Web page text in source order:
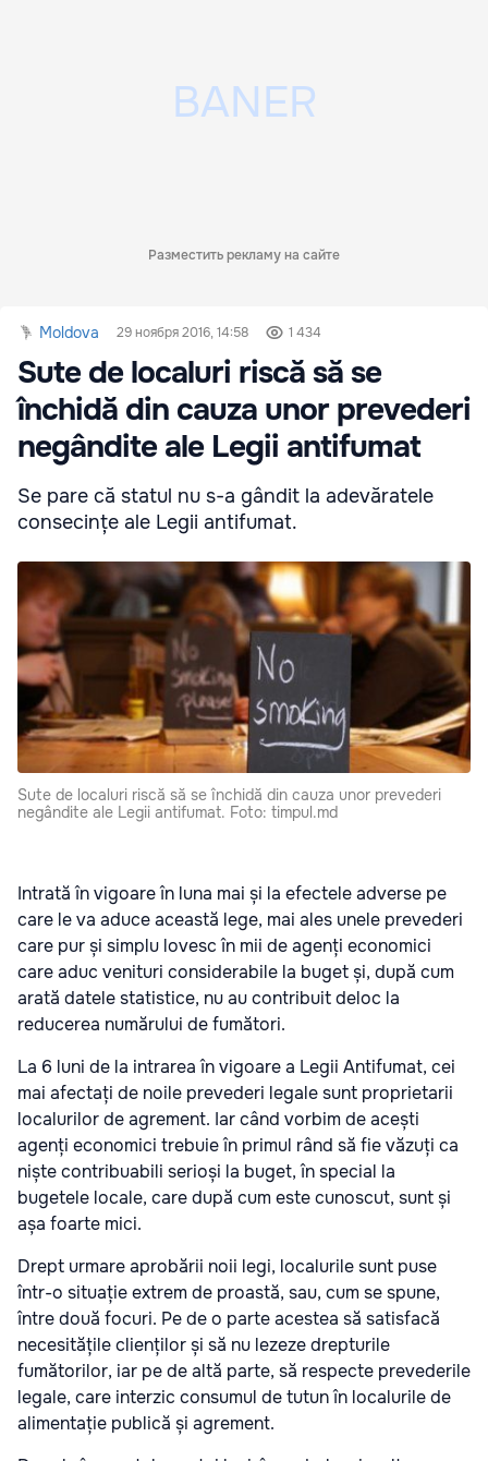
Разместить рекламу на сайте
Moldova 29 ноября 2016, 14:58 1 434
Sute de localuri riscă să se
închidă din cauza unor prevederi
negândite ale Legii antifumat
Se pare că statul nu s-a gândit la adevăratele
consecințe ale Legii antifumat.
Sute de localuri riscă să se închidă din cauza unor prevederi
negândite ale Legii antifumat. Foto: timpul.md
Intrată în vigoare în luna mai și la efectele adverse pe
care le va aduce această lege, mai ales unele prevederi
care pur și simplu lovesc în mii de agenți economici
care aduc venituri considerabile la buget și, după cum
arată datele statistice, nu au contribuit deloc la
reducerea numărului de fumători.
La 6 luni de la intrarea în vigoare a Legii Antifumat, cei
mai afectați de noile prevederi legale sunt proprietarii
localurilor de agrement. Iar când vorbim de acești
agenți economici trebuie în primul rând să fie văzuți ca
niște contribuabili serioși la buget, în special la
bugetele locale, care după cum este cunoscut, sunt și
așa foarte mici.
Drept urmare aprobării noii legi, localurile sunt puse
într-o situație extrem de proastă, sau, cum se spune,
între două focuri. Pe de o parte acestea să satisfacă
necesitățile clienților și să nu lezeze drepturile
fumătorilor, iar pe de altă parte, să respecte prevederile
legale, care interzic consumul de tutun în localurile de
alimentație publică și agrement.